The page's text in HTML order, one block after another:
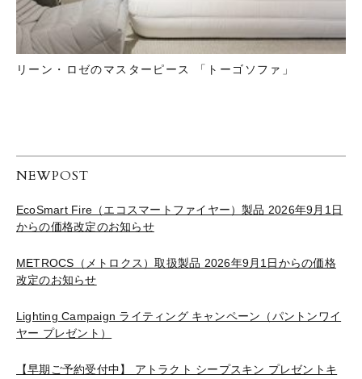
リーン・ロゼのマスターピース 「トーゴソファ」
NEWPOST
EcoSmart Fire（エコスマートファイヤー）製品 2026年9月1日
からの価格改定のお知らせ
METROCS（メトロクス）取扱製品 2026年9月1日からの価格
改定のお知らせ
Lighting Campaign ライティング キャンペーン（パントンワイ
ヤー プレゼント）
【早期ご予約受付中】 アトラクト シープスキン プレゼントキ